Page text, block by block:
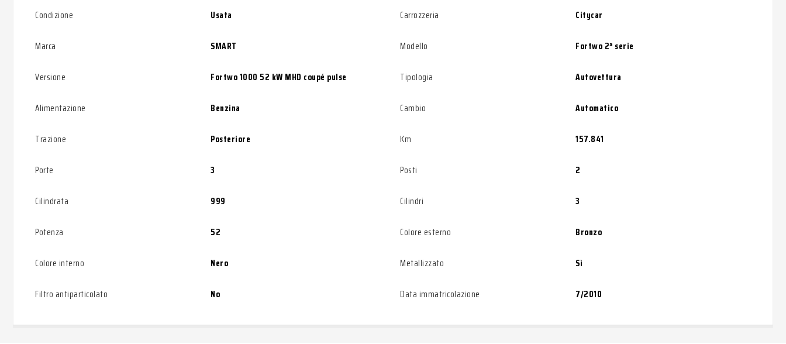
Condizione Usata Carrozzeria Citycar
Marca SMART Modello Fortwo 2ª serie
Versione Fortwo 1000 52 kW MHD coupé pulse Tipologia Autovettura
Alimentazione Benzina Cambio Automatico
Trazione Posteriore Km 157.841
Porte 3 Posti 2
Cilindrata 999 Cilindri 3
Potenza 52 Colore esterno Bronzo
Colore interno Nero Metallizzato Sì
Filtro antiparticolato No Data immatricolazione 7/2010